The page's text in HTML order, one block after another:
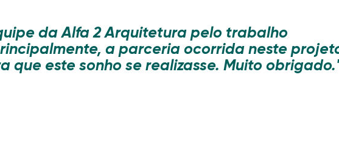
da Alfa 2 Arquitetura pelo trabalho
a parceria ocorrida neste
que este sonho se realizasse. Muito